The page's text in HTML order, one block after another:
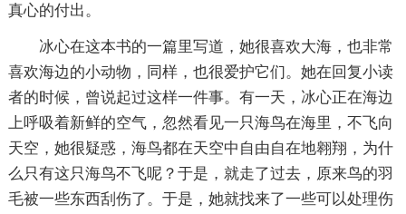
真心的付出。
冰心在这本书的一篇里写道，她很喜欢大海，也非常
喜欢海边的小动物，同样，也很爱护它们。她在回复小读
者的时候，曾说起过这样一件事。有一天，冰心正在海边
上呼吸着新鲜的空气，忽然看见一只海鸟在海里，不飞向
天空，她很疑惑，海鸟都在天空中自由自在地翱翔，为什
么只有这只海鸟不飞呢？于是，就走了过去，原来鸟的羽
毛被一些东西刮伤了。于是，她就找来了一些可以处理伤